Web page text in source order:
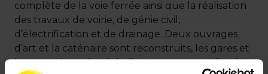
complète de la voie ferrée ainsi que la réalisation
des travaux de voirie, de génie civil,
d’électrification et de drainage. Deux ouvrages
d’art et la caténaire sont reconstruits, les gares et
leurs quais modernisés. Des travaux compliqués